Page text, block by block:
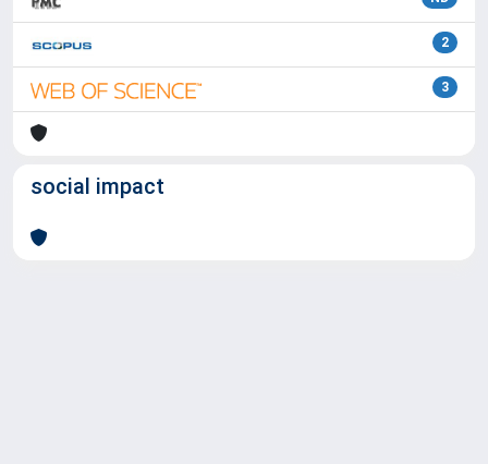
2
3
social impact